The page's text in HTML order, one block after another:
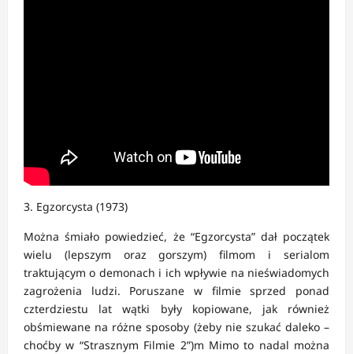
3. Egzorcysta (1973)
Można śmiało powiedzieć, że “Egzorcysta” dał początek
wielu (lepszym oraz gorszym) filmom i serialom
traktującym o demonach i ich wpływie na nieświadomych
zagrożenia ludzi. Poruszane w filmie sprzed ponad
czterdziestu lat wątki były kopiowane, jak również
obśmiewane na różne sposoby (żeby nie szukać daleko –
choćby w “Strasznym Filmie 2”)m Mimo to nadal można